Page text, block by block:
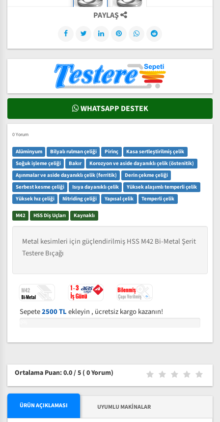
PAYLAŞ
WHATSAPP DESTEK
0 Yorum
Alüminyum Bilyalı rulman çeliği Pirinç
Kasa sertleştirilmiş çelik
Soğuk işleme çeliği
Bakır
Korozyon ve aside dayanıklı çelik (östenitik)
Aşınmalar ve aside dayanıklı çelik (ferritik)
Derin çekme çeliği
Serbest kesme çeliği
Isıya dayanıklı çelik
Yüksek alaşımlı temperli çelik
Yüksek hız çeliği
Nitriding çeliği Yapısal çelik Temperli çelik
M42 HSS Diş Uçları Kaynaklı
Metal kesimleri için güçlendirilmiş HSS M42 Bi-Metal Şerit
Testere Bıçağı
Sepete2500 TLekleyin , ücretsiz kargo kazanın!
Ortalama Puan: 0.0 / 5 ( 0 Yorum)
ÜRÜN AÇIKLAMASI UYUMLU MAKINALAR